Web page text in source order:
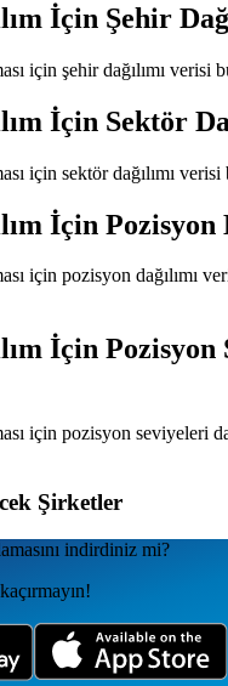
İçin Şehir
için şehir dağılımı verisi
İçin Sektör
için sektör dağılımı
İçin Pozisyon
için pozisyon dağılımı
İçin Pozisyon
için pozisyon seviyeleri
Şirketler
indirdiniz mi?